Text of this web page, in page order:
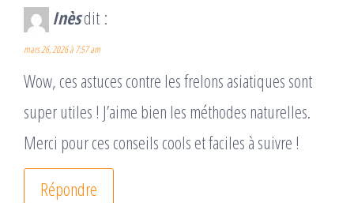
Inèsdit :
mars 26, 2026 à 7:57 am
Wow, ces astuces contre les frelons asiatiques sont
super utiles ! J’aime bien les méthodes naturelles.
Merci pour ces conseils cools et faciles à suivre !
Répondre